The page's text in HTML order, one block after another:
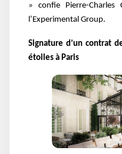
» confie Pierre-
l’Experimental Group.
Signature d’un contrat
étoiles à Paris